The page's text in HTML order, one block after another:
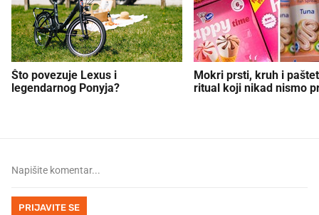
Što povezuje Lexus i
legendarnog Ponyja?
Mokri prsti, kruh i
ritual koji nikad nismo
PRIJAVITE SE